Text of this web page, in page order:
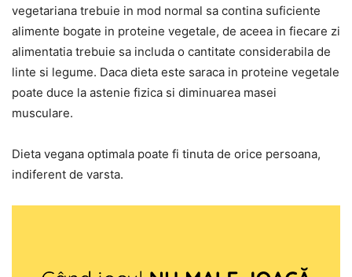
vegetariana trebuie in mod normal sa contina suficiente
alimente bogate in proteine vegetale, de aceea in fiecare zi
alimentatia trebuie sa includa o cantitate considerabila de
linte si legume. Daca dieta este saraca in proteine vegetale
poate duce la astenie fizica si diminuarea masei
musculare.
Dieta vegana optimala poate fi tinuta de orice persoana,
indiferent de varsta.